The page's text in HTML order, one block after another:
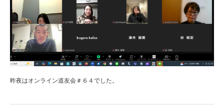
昨夜はオンライン道友会＃６４でした。